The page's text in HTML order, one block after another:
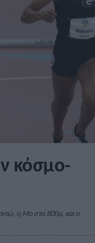
κόσμο-
η Μο στα 800μ. και ο